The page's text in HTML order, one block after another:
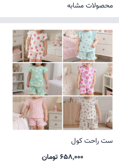
محصولات مشابه
ست راحت کول
658,000 تومان